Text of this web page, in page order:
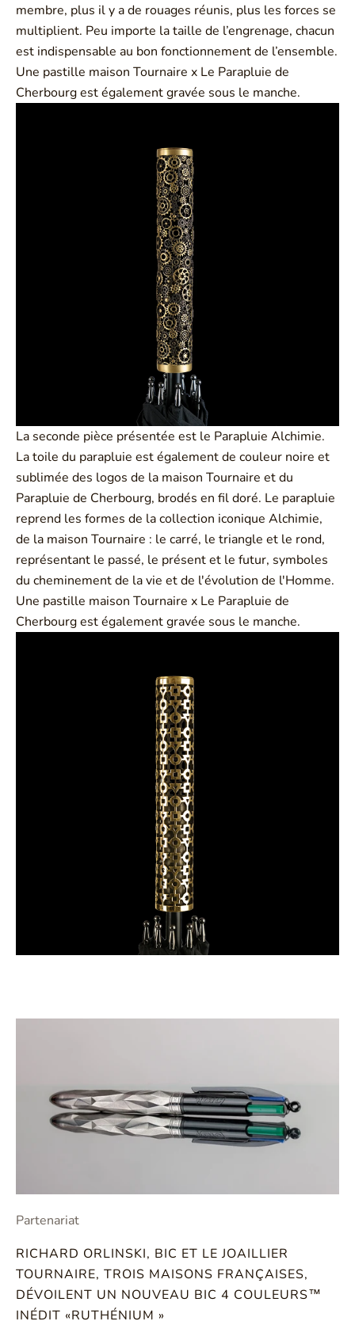
membre, plus il y a de rouages réunis, plus les forces se
multiplient. Peu importe la taille de l’engrenage, chacun
est indispensable au bon fonctionnement de l’ensemble.
Une pastille maison Tournaire x Le Parapluie de
Cherbourg est également gravée sous le manche.
La seconde pièce présentée est le Parapluie Alchimie.
La toile du parapluie est également de couleur noire et
sublimée des logos de la maison Tournaire et du
Parapluie de Cherbourg, brodés en fil doré. Le parapluie
reprend les formes de la collection iconique Alchimie,
de la maison Tournaire : le carré, le triangle et le rond,
représentant le passé, le présent et le futur, symboles
du cheminement de la vie et de l'évolution de l'Homme.
Une pastille maison Tournaire x Le Parapluie de
Cherbourg est également gravée sous le manche.
Partenariat
RICHARD ORLINSKI, BIC ET LE JOAILLIER
TOURNAIRE, TROIS MAISONS FRANÇAISES,
DÉVOILENT UN NOUVEAU BIC 4 COULEURS™
INÉDIT «RUTHÉNIUM »